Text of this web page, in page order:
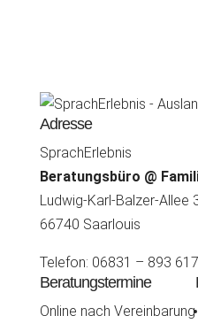
Adresse
SprachErlebnis
Beratungsbüro @
Ludwig-Karl-Balzer-Allee
66740 Saarlouis
Telefon: 06831 – 893
Beratungstermine
Online nach Vereinbarung